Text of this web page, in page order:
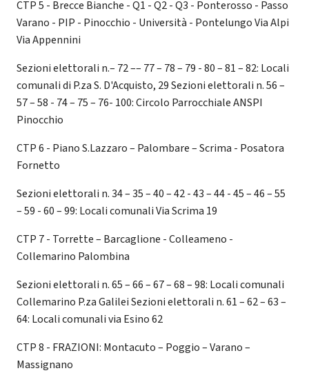
CTP 5 - Brecce Bianche - Q1 - Q2 - Q3 - Ponterosso - Passo
Varano - PIP - Pinocchio - Università - Pontelungo Via Alpi
Via Appennini
Sezioni elettorali n.– 72 –– 77 – 78 – 79 - 80 – 81 – 82: Locali
comunali di P.za S. D'Acquisto, 29 Sezioni elettorali n. 56 –
57 – 58 - 74 – 75 – 76- 100: Circolo Parrocchiale ANSPI
Pinocchio
CTP 6 - Piano S.Lazzaro – Palombare – Scrima - Posatora
Fornetto
Sezioni elettorali n. 34 – 35 – 40 – 42 - 43 – 44 - 45 – 46 – 55
– 59 - 60 – 99: Locali comunali Via Scrima 19
CTP 7 - Torrette – Barcaglione - Colleameno -
Collemarino Palombina
Sezioni elettorali n. 65 – 66 – 67 – 68 – 98: Locali comunali
Collemarino P.za Galilei Sezioni elettorali n. 61 – 62 – 63 –
64: Locali comunali via Esino 62
CTP 8 - FRAZIONI: Montacuto – Poggio – Varano –
Massignano